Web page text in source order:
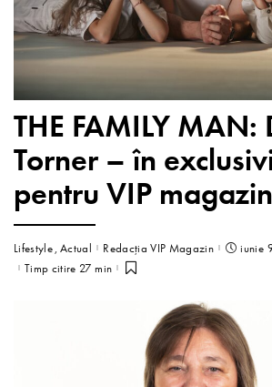
THE FAMILY MAN:
Torner – în
pentru VIP magazin
Lifestyle Actual Redacția VIP Magazin
iunie
Timp citire 27 min